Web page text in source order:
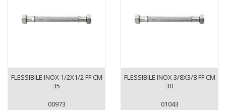
FLESSIBILE INOX 1/2X1/2 FF CM
35
00973
FLESSIBILE INOX 3/8X3/8 FF CM
30
01043